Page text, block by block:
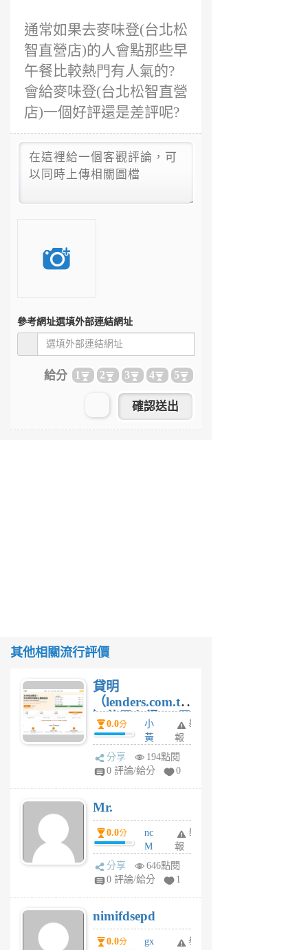
通常如果去麥味登(台北松
智直營店)的人會點那些早
午餐比較熱門有人氣的?
會給麥味登(台北松智直營
店)一個好評還是差評呢?
參考網址選填外部連結網址
給分 1 2 3 4 5
其他相關流行評價
貸明
（lenders.com.tw
）使用心得 — 民
間貸款比較平台
體驗
0.0分
小
黃
蜂
1
舉
報
分享
194點閱
0 評論/給分
0
Mr.
0.0分
nc
M
U
F
U
5
個
舉
報
分享
646點閱
0 評論/給分
1
nimifdsepd
0.0分 gx 舉